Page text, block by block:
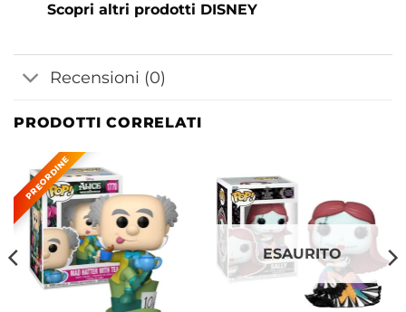
Scopri altri prodotti DISNEY
Recensioni (0)
PRODOTTI CORRELATI
ESAURITO